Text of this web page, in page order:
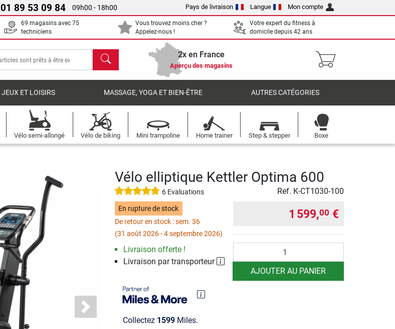
01 89 53 09 84 09h00 - 18h00 Pays de livraison Langue Mon compte
69 magasins avec 75
techniciens
Vous trouvez moins cher ?
Appelez-nous !
Votre expert du fitness à
domicile depuis 42 ans
chercher 2x en France
Aperçu des magasins
JEUX ET LOISIRS MASSAGE, YOGA ET BIEN-ÊTRE AUTRES CATÉGORIES
Vélo semi-allongé Vélo de biking Mini trampoline Home trainer Step & stepper Boxe
Next
Vélo elliptique Kettler Optima 600
6 Evaluations Ref. K-CT1030-100
En rupture de stock
De retour en stock : sem. 36
(31 août 2026 - 4 septembre 2026)
Livraison offerte !
Livraison par transporteur
Collectez 1599Miles.
1 599,00 €
AJOUTER AU PANIER